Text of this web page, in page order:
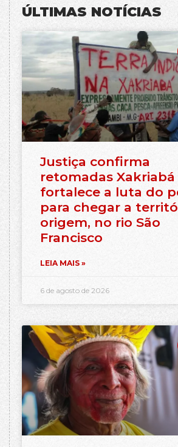
ÚLTIMAS NOTÍCIAS
Justiça confirma
retomadas Xakriabá
fortalece a luta do
para chegar a
origem, no rio São
Francisco
LEIA MAIS »
6 de agosto de 2026